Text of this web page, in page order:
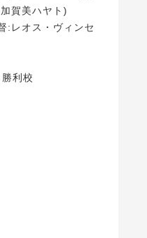
賀美ハヤト)
:レオス・ヴィンセ
利校